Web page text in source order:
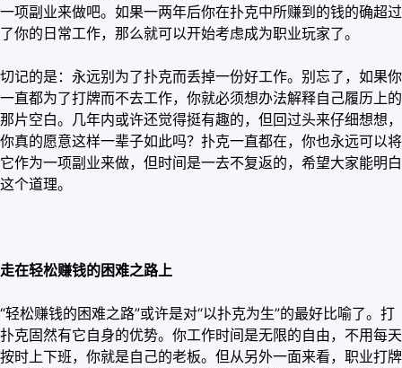
一项副业来做吧。如果一两年后你在扑克中所赚到的钱的确超过
了你的日常工作，那么就可以开始考虑成为职业玩家了。
切记的是：永远别为了扑克而丢掉一份好工作。别忘了，如果你
一直都为了打牌而不去工作，你就必须想办法解释自己履历上的
那片空白。几年内或许还觉得挺有趣的，但回过头来仔细想想，
你真的愿意这样一辈子如此吗？扑克一直都在，你也永远可以将
它作为一项副业来做，但时间是一去不复返的，希望大家能明白
这个道理。
走在轻松赚钱的困难之路上
“轻松赚钱的困难之路”或许是对“以扑克为生”的最好比喻了。打
扑克固然有它自身的优势。你工作时间是无限的自由，不用每天
按时上下班，你就是自己的老板。但从另外一面来看，职业打牌